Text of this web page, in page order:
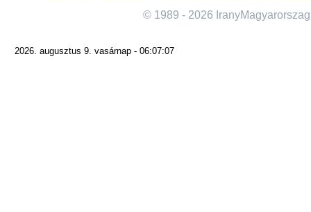
© 1989 - 2026
2026. augusztus 9. vasárnap - 06:07:07